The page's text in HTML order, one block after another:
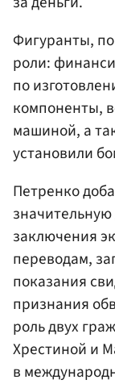
Фигуранты,
роли:
по
компоненты,
машиной, а
установили
Петренко
заключения
переводам,
показания
признания
роль двух
Хрестиной и
в